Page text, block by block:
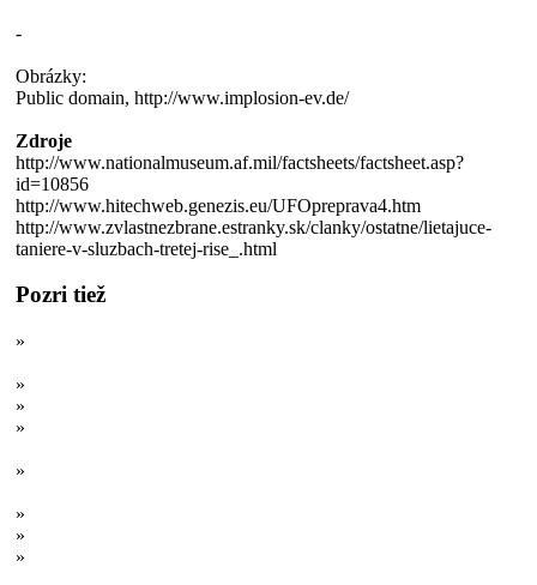
-
Obrázky:
Public domain, http://www.implosion-ev.de/
Zdroje
http://www.nationalmuseum.af.mil/factsheets/factsheet.asp?
id=10856
http://www.hitechweb.genezis.eu/UFOpreprava4.htm
http://www.zvlastnezbrane.estranky.sk/clanky/ostatne/lietajuce-
taniere-v-sluzbach-tretej-rise_.html
Pozri tiež
»
»
»
»
»
»
»
»